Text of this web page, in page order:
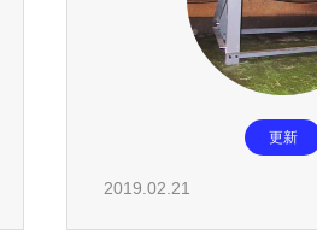
更新
2019.02.21